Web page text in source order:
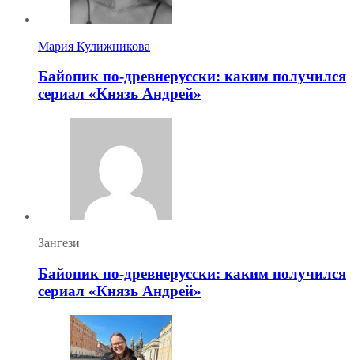
Мария Кулижникова
Байопик по-древнерусски: каким получился
сериал «Князь Андрей»
Зангези
Байопик по-древнерусски: каким получился
сериал «Князь Андрей»